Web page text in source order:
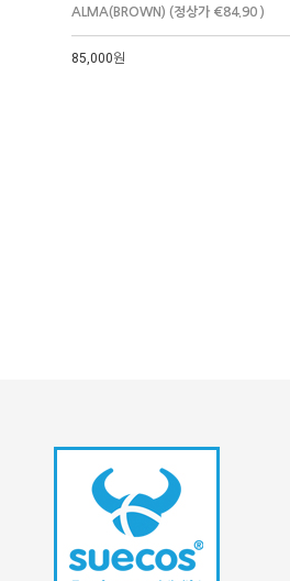
ALMA(BROWN) (정상가 €84.90 )
85,000원